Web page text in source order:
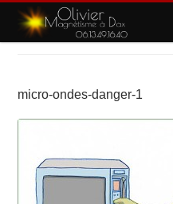
micro-ondes-danger-1